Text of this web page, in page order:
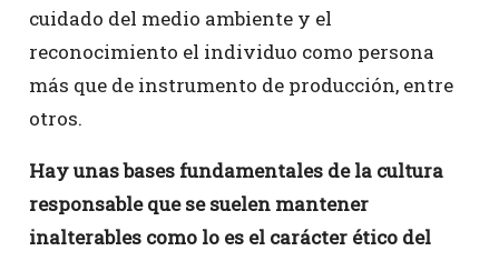
cuidado del medio ambiente y el
reconocimiento el individuo como persona
más que de instrumento de producción, entre
otros.
Hay unas bases fundamentales de la cultura
responsable que se suelen mantener
inalterables como lo es el carácter ético del